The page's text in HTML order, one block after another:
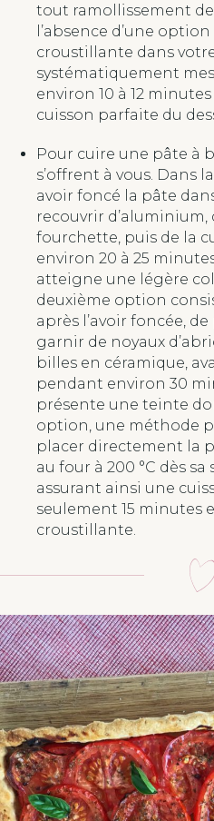
tout ramollissement de
l’absence d’une
croustillante dans
systématiquement
environ 10 à 12
cuisson parfaite du
Pour cuire une pâte à
s’offrent à vous. Dans
avoir foncé la pâte
recouvrir d’aluminium,
fourchette, puis de la
environ 20 à 25
atteigne une légère
deuxième option
après l’avoir foncée,
garnir de noyaux
billes en céramique,
pendant environ 30
présente une teinte
option, une méthode
placer directement la
au four à 200 °C dès
assurant ainsi une
seulement 15 minutes
croustillante.